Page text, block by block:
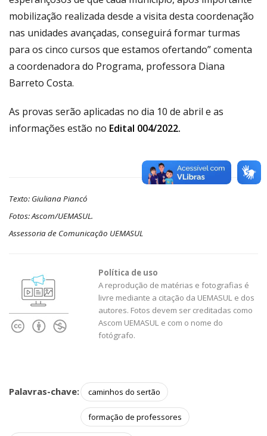
mobilização realizada desde a visita desta coordenação
nas unidades avançadas, conseguirá formar turmas
para os cinco cursos que estamos ofertando” comenta
a coordenadora do Programa, professora Diana
Barreto Costa.
As provas serão aplicadas no dia 10 de abril e as
informações estão no Edital 004/2022.
Texto: Giuliana Piancó
Fotos: Ascom/UEMASUL.
Assessoria de Comunicação UEMASUL
Política de uso
A reprodução de matérias e fotografias é
livre mediante a citação da UEMASUL e dos
autores. Fotos devem ser creditadas como
Ascom UEMASUL e com o nome do
fotógrafo.
Palavras-chave: caminhos do sertão
formação de professores